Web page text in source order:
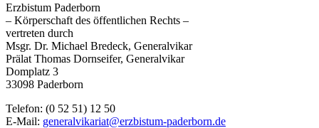
Erzbistum Paderborn
– Körperschaft des öffentlichen Rechts –
vertreten durch
Msgr. Dr. Michael Bredeck, Generalvikar
Prälat Thomas Dornseifer, Generalvikar
Domplatz 3
33098 Paderborn
Telefon: (0 52 51) 12 50
E-Mail: generalvikariat@erzbistum-paderborn.de